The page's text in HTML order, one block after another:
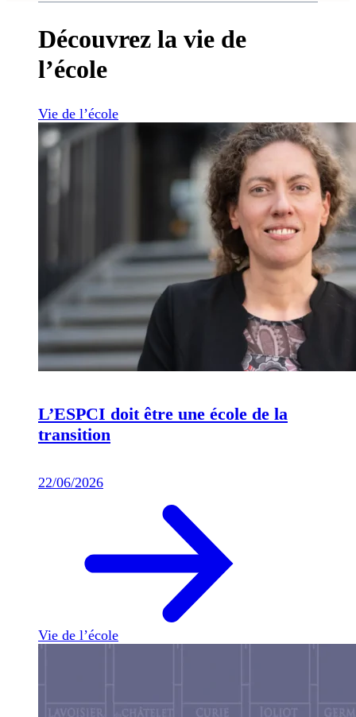
Découvrez la vie de
l’école
Vie de l’école
L’ESPCI doit être une école de la
transition
22/06/2026
Vie de l’école